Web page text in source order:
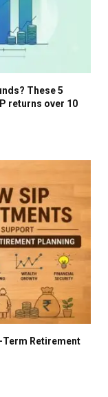
These 5
returns over 10
Term Retirement